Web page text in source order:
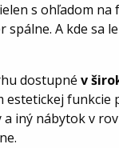
s ohľadom
A kde sa
dostupné v
estetickej
iný nábytok v